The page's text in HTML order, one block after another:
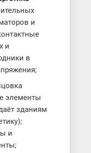
и
и
в
элементы
зданиям
и